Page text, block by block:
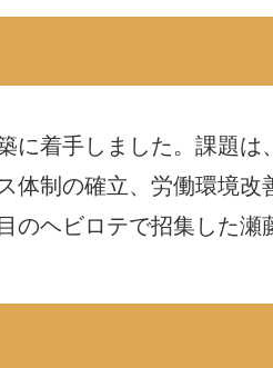
に着手しました。課題は
体制の確立、労働環境改
のヘビロテで招集した瀬